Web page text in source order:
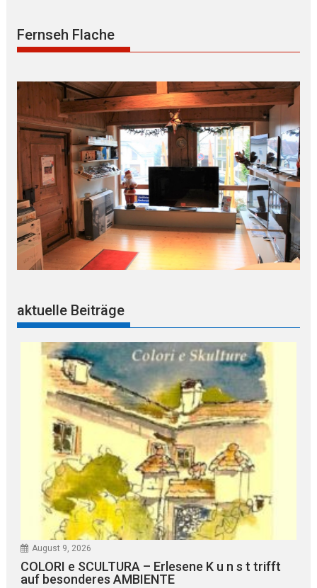
Fernseh Flache
aktuelle Beiträge
August 9, 2026
COLORI e SCULTURA – Erlesene K u n s t trifft
auf besonderes AMBIENTE